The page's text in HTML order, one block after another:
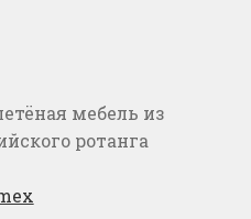
мебель из
ротанга